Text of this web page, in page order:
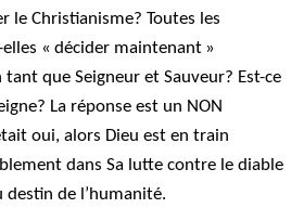
le Christianisme? Toutes les
« décider maintenant »
tant que Seigneur et Sauveur? Est-ce
La réponse est un NON
oui, alors Dieu est en train
dans Sa lutte contre le diable
de l’humanité.